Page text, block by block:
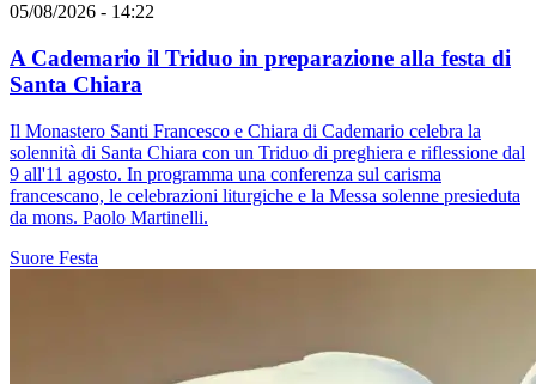
05/08/2026 - 14:22
A Cademario il Triduo in preparazione alla festa di
Santa Chiara
Il Monastero Santi Francesco e Chiara di Cademario celebra la
solennità di Santa Chiara con un Triduo di preghiera e riflessione dal
9 all'11 agosto. In programma una conferenza sul carisma
francescano, le celebrazioni liturgiche e la Messa solenne presieduta
da mons. Paolo Martinelli.
Suore Festa